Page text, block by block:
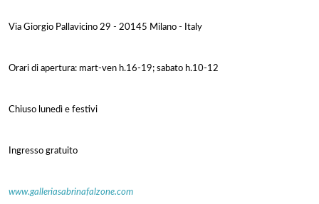
Via Giorgio Pallavicino 29 - 20145 Milano - Italy
Orari di apertura: mart-ven h.16-19; sabato h.10-12
Chiuso lunedì e festivi
Ingresso gratuito
www.galleriasabrinafalzone.com